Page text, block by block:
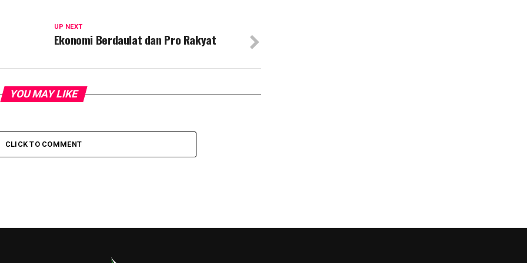
UP NEXT
Ekonomi Berdaulat dan Pro Rakyat
YOU MAY LIKE
CLICK TO COMMENT